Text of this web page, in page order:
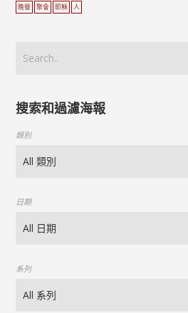
晚餐
聚會 耶穌 人
搜索和過濾海報
類別
日期
系列